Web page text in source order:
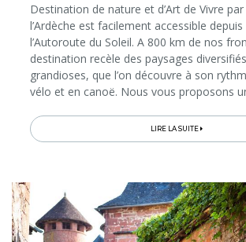
Destination de nature et d’Art de Vivre
l’Ardèche est facilement accessible
l’Autoroute du Soleil. A 800 km de nos
destination recèle des paysages
grandioses, que l’on découvre à son
vélo et en canoë. Nous vous proposons
département...
LIRE LA SUITE